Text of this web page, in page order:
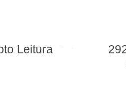
292- Alfabeto